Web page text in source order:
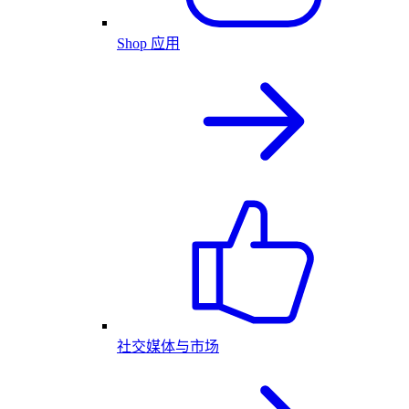
Shop 应用
社交媒体与市场